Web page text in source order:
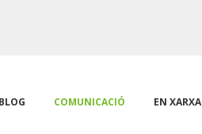
BLOG COMUNICACIÓ EN XARXA